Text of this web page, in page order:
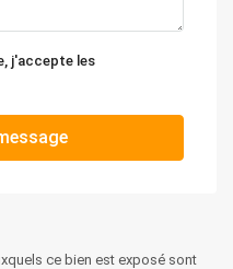
j'accepte les
ce bien est exposé sont